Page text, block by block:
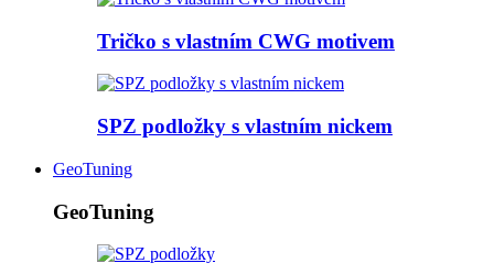
Tričko s vlastním CWG motivem
SPZ podložky s vlastním nickem
GeoTuning
GeoTuning